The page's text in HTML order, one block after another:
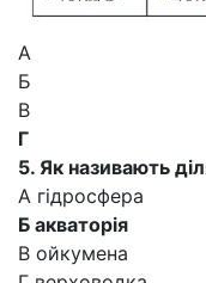
А
Б
В
Г
5. Як називають
А гідросфера
Б акваторія
В ойкумена